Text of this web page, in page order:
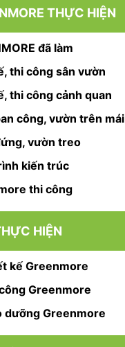
THỰC HIỆN
đã làm
thi công sân vườn
thi công cảnh quan
công, vườn trên mái
vườn treo
kiến trúc
thi công
HIỆN
kế Greenmore
Greenmore
dưỡng Greenmore